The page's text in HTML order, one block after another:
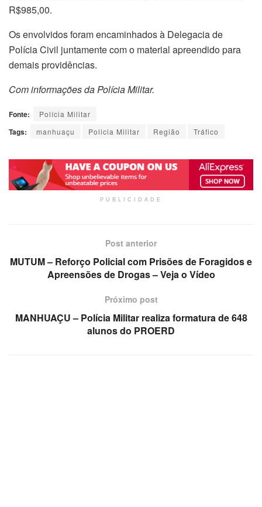
R$985,00.
Os envolvidos foram encaminhados à Delegacia de
Polícia Civil juntamente com o material apreendido para
demais providências.
Com informações da Polícia Militar.
Fonte: Polícia Militar
Tags: manhuaçu Policia Militar Região Tráfico
PUBLICIDADE
Post anterior
MUTUM – Reforço Policial com Prisões de Foragidos e
Apreensões de Drogas – Veja o Vídeo
Próximo post
MANHUAÇU – Polícia Militar realiza formatura de 648
alunos do PROERD